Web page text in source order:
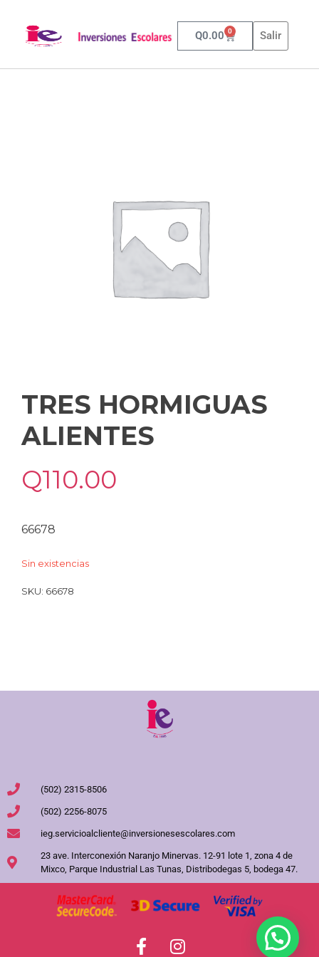
Q0.00 0 Salir
TRES HORMIGUAS
ALIENTES
Q110.00
66678
Sin existencias
SKU: 66678
(502) 2315-8506
(502) 2256-8075
ieg.servicioalcliente@inversionesescolares.com
23 ave. Interconexión Naranjo Minervas. 12-91 lote 1, zona 4 de
Mixco, Parque Industrial Las Tunas, Distribodegas 5, bodega 47.